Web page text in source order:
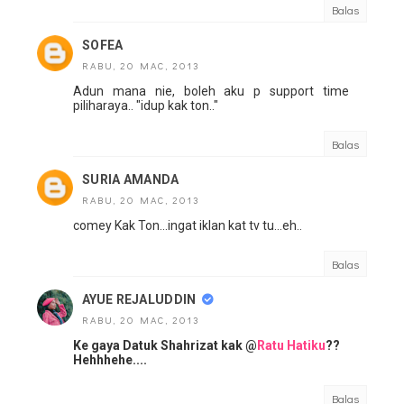
Balas
SOFEA
RABU, 20 MAC, 2013
Adun mana nie, boleh aku p support time
piliharaya.. "idup kak ton.."
Balas
SURIA AMANDA
RABU, 20 MAC, 2013
comey Kak Ton...ingat iklan kat tv tu...eh..
Balas
AYUE REJALUDDIN
RABU, 20 MAC, 2013
Ke gaya Datuk Shahrizat kak @ Ratu Hatiku??
Hehhhehe....
Balas